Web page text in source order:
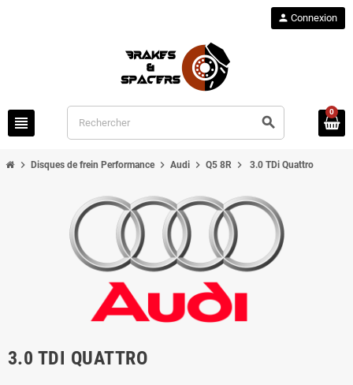
view_headline search
person Connexion
0
chevron_right Disques de frein Performance chevron_right Audi chevron_right Q5 8R chevron_right 3.0 TDi Quattro
3.0 TDI QUATTRO